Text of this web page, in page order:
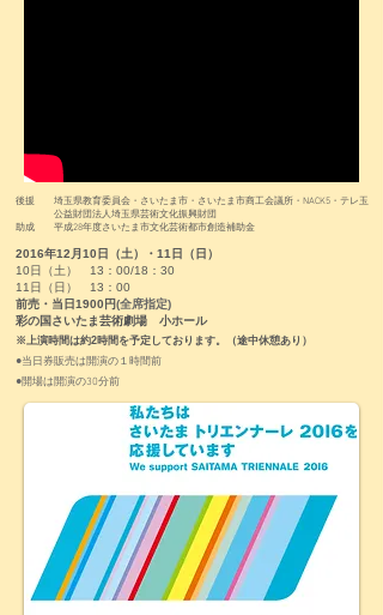
後援 埼玉県教育委員会・さいたま市・さいたま市商工会議所・NACK5・テレ玉
公益財団法人埼玉県芸術文化振興財団
助成 平成28年度さいたま市文化芸術都市創造補助金
2016年12月10日（土）・11日（日）
10日（土） 13：00/18：30
11日（日） 13：00
前売・当日1900円(全席指定)
彩の国さいたま芸術劇場 小ホール
※上演時間は約2時間を予定しております。（途中休憩あり）
●当日券販売は開演の１時間前
●開場は開演の30分前